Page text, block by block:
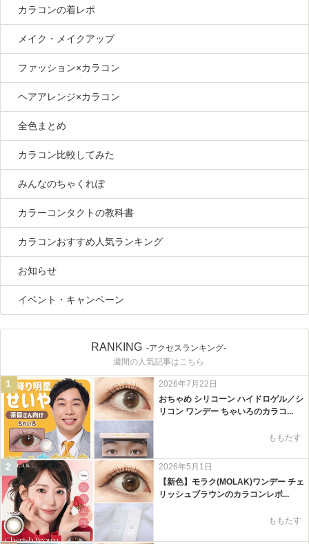
カラコンの着レポ
メイク・メイクアップ
ファッション×カラコン
ヘアアレンジ×カラコン
全色まとめ
カラコン比較してみた
みんなのちゃくれぽ
カラーコンタクトの教科書
カラコンおすすめ人気ランキング
お知らせ
イベント・キャンペーン
RANKING -アクセスランキング-
週間の人気記事はこちら
1
2026年7月22日
おちゃめ シリコーン ハイドロゲル／シ
リコン ワンデー ちゃいろのカラコ...
ももたす
2
2026年5月1日
【新色】モラク(MOLAK)ワンデー チェ
リッシュブラウンのカラコンレポ...
ももたす